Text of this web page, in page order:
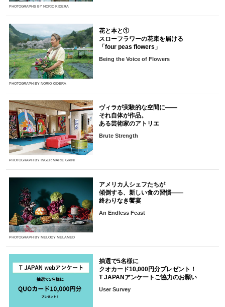
PHOTOGRAPHS BY NORIO KIDERA
PHOTOGRAPH BY NORIO KIDERA
花と本と①
スローフラワーの花束を届ける
「four peas flowers」
Being the Voice of Flowers
PHOTOGRAPH BY INGER MARIE GRINI
ヴィラが実験的な空間に――
それ自体が作品。
ある芸術家のアトリエ
Brute Strength
PHOTOGRAPH BY MELODY MELAMED
アメリカ人シェフたちが
傾倒する、新しい食の習慣――
終わりなき饗宴
An Endless Feast
抽選で5名様に
クオカード10,000円分プレゼント！
T JAPANアンケートご協力のお願い
User Survey